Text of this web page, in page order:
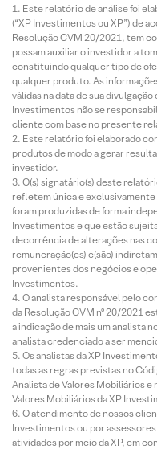
Este relatório de análise foi
(“XP Investimentos ou XP”) de
Resolução CVM 20/2021, tem
possam auxiliar o investidor a
constituindo qualquer tipo de
qualquer produto. As
válidas na data de sua
Investimentos não se
cliente com base no presente
Este relatório foi elaborado
produtos de modo a gerar
investidor.
O(s) signatário(s) deste
refletem única e exclusivamente
foram produzidas de forma
Investimentos e que estão
decorrência de alterações nas
remuneração(es) é(são)
provenientes dos negócios e
Investimentos.
O analista responsável pelo
da Resolução CVM nº 20/2021
a indicação de mais um analista
analista credenciado a ser
Os analistas da XP
todas as regras previstas no
Analista de Valores Mobiliários e
Valores Mobiliários da XP
O atendimento de nossos
Investimentos ou por
atividades por meio da XP, em